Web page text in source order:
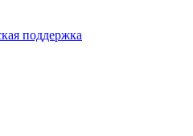
поддержка